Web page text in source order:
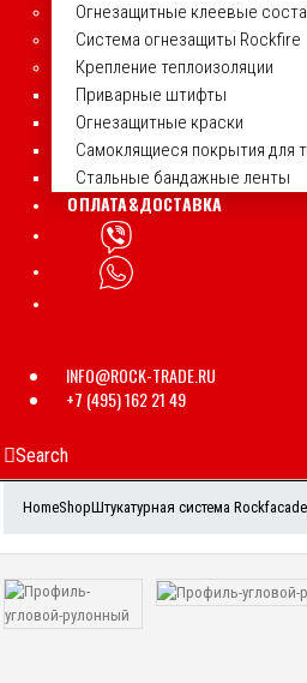
Огнезащитные клеевые
Система огнезащиты Rockfire
Крепление теплоизоляции
Приварные штифты
Огнезащитные краски
Самоклящиеся покрытия для
Стальные бандажные ленты
ОПЛАТА&ДОСТАВКА
INFO@ROCK-TRADE.RU
+7 (495) 162 21 49
Search
HomeShopШтукатурная система Rockfacade